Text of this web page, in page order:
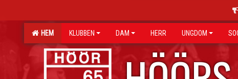
HEM KLUBBEN DAM HERR UNGDOM